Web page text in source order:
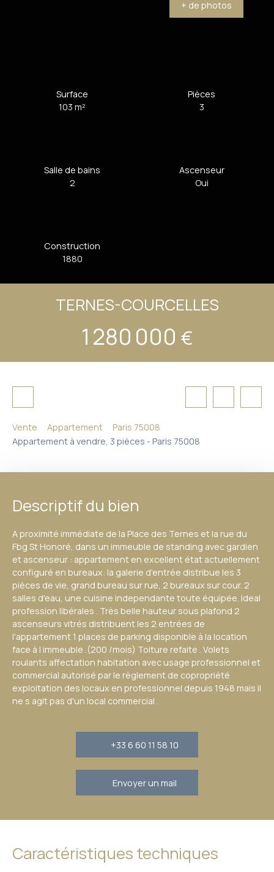
+ de photos
Surface
103m²
Pièces
3
Salle de bains
2
Ascenseur
Oui
Construction
1880
TERNES-COURCELLES
1 280 000 €
Vente Appartement
Paris 75008
Appartement à vendre, 3 pièces - Paris 75008
Descriptif du bien
A proximité immédiate de la Place des Ternes et la rue du
Fbg St Honoré, dans un immeuble de standing avec gardien
et ascenseur : appartement en excellent état actuellement
configuré en bureaux: la galerie d'entrée distribue les 3
pièces de vie, grand bureau sur rue, 2 bureaux sur cour. 2
salles d'eau, une cuisine independante toute équipée. Ideal
profession libérales . Très belle hauteur sous plafond 2
ascenseurs vitrés distribuent les 2 entrées de
l'appartement 1 places de parking disponible à la location
face à l immeuble .(200 /mois) Toiture refaite . Volets
roulants affectation habitation avec usage professionnel et
commercial autorisé par le règlement de copropriété
exploitation des locaux en professionnel depuis 1948 mais il
ne s agit pas d'un local commercial .
+33 6 60 11 58 10
Envoyer un mail
Caractéristiques techniques